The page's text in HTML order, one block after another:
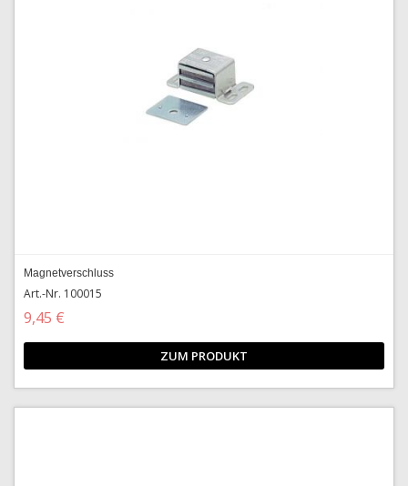
Magnetverschluss
Art.-Nr. 100015
9,45 €
ZUM PRODUKT